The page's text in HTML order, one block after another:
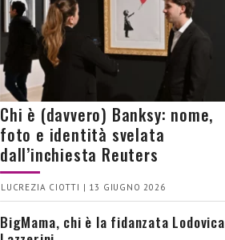
Chi è (davvero) Banksy: nome,
foto e identità svelata
dall’inchiesta Reuters
LUCREZIA CIOTTI | 13 GIUGNO 2026
BigMama, chi è la fidanzata Lodovica